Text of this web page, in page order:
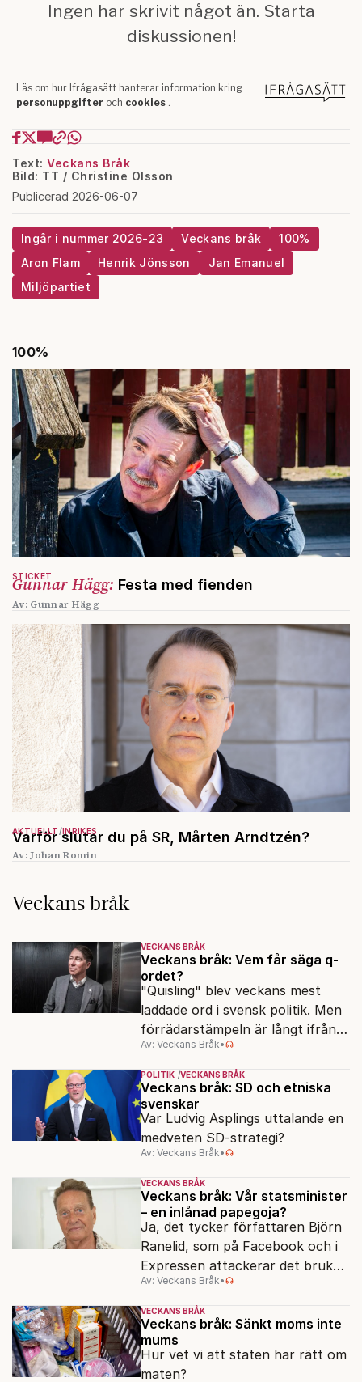
Text: Veckans Bråk
Bild: TT / Christine Olsson
Publicerad 2026-06-07
Ingår i nummer 2026-23 Veckans bråk
100%
Aron Flam
Henrik Jönsson
Jan Emanuel
Miljöpartiet
100%
Gunnar Hägg: Festa med fienden
STICKET
Av: Gunnar Hägg
Varför slutar du på SR, Mårten Arndtzén?
AKTUELLT INRIKES
Av: Johan Romin
Veckans bråk
VECKANS BRÅK
Veckans bråk: Vem får säga q-
ordet?
"Quisling" blev veckans mest
laddade ord i svensk politik. Men
förrädarstämpeln är långt ifrån
ny – varken hos högern eller
vänstern.
Av: Veckans Bråk•
POLITIK VECKANS BRÅK
Veckans bråk: SD och etniska
svenskar
Var Ludvig Asplings uttalande en
medveten SD-strategi?
Av: Veckans Bråk•
VECKANS BRÅK
Veckans bråk: Vår statsminister
– en inlånad papegoja?
Ja, det tycker författaren Björn
Ranelid, som på Facebook och i
Expressen attackerar det bruket
av “svengelska” bland höga
samhällsföreträdare.
Av: Veckans Bråk•
VECKANS BRÅK
Veckans bråk: Sänkt moms inte
mums
Hur vet vi att staten har rätt om
maten?